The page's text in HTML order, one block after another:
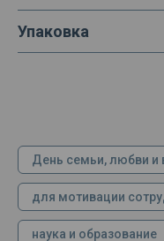
Упаковка
День семьи, любви и
для мотивации
наука и образование